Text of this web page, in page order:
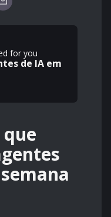
for you
de IA em
que